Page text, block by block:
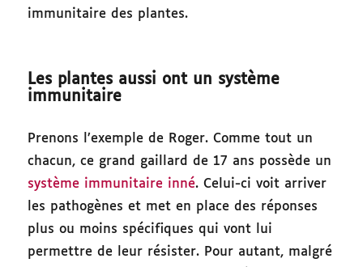
immunitaire des plantes.
Les plantes aussi ont un système
immunitaire
Prenons l’exemple de Roger. Comme tout un
chacun, ce grand gaillard de 17 ans possède un
système immunitaire inné. Celui-ci voit arriver
les pathogènes et met en place des réponses
plus ou moins spécifiques qui vont lui
permettre de leur résister. Pour autant, malgré